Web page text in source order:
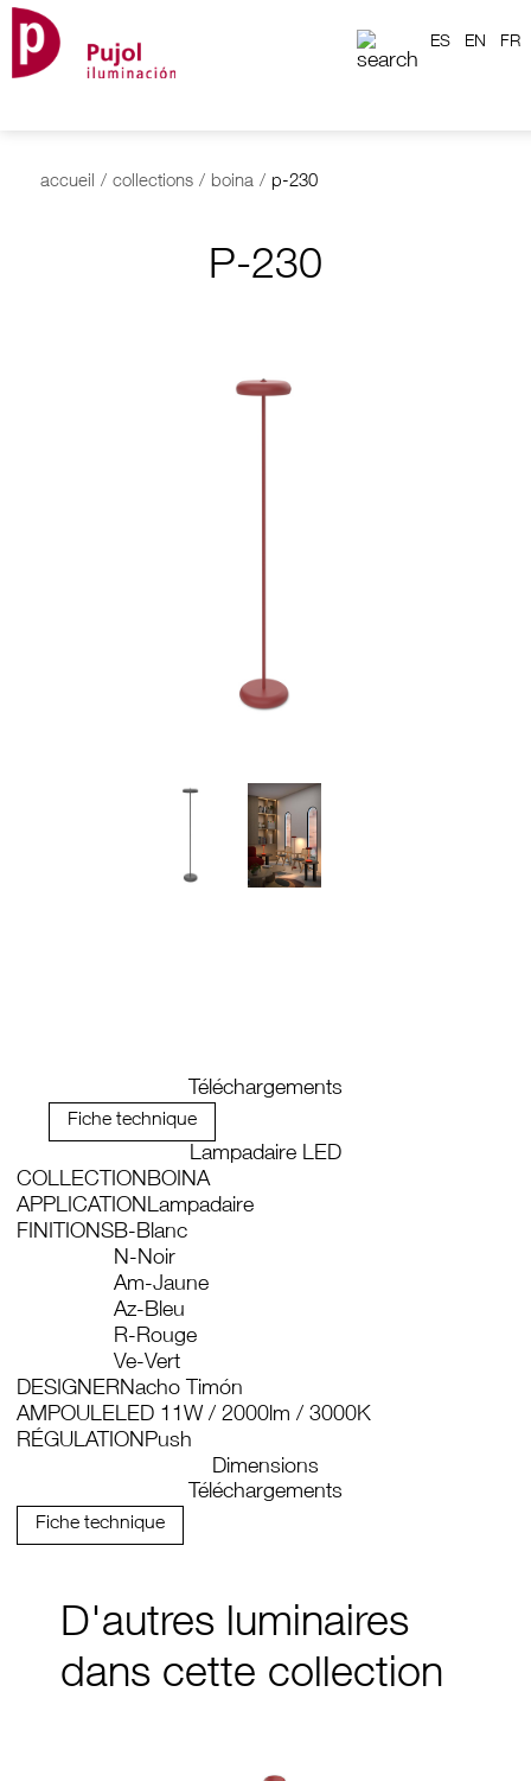
ES EN FR
accueil / collections / boina / p-230
P-230
Téléchargements
Fiche technique
Lampadaire LED
COLLECTIONBOINA
APPLICATIONLampadaire
FINITIONSB-Blanc
N-Noir
Am-Jaune
Az-Bleu
R-Rouge
Ve-Vert
DESIGNERNacho Timón
AMPOULELED 11W / 2000lm / 3000K
RÉGULATIONPush
Dimensions
Téléchargements
Fiche technique
D'autres luminaires
dans cette collection